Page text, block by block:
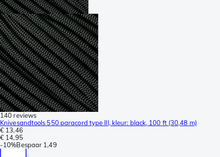
140 reviews
Knivesandtools 550 paracord type III, kleur: black, 100 ft (30,48 m)
€ 13,46
€ 14,95
-10%Bespaar 1,49